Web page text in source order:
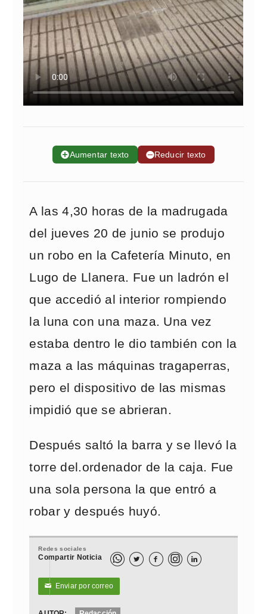
➕Aumentar texto ➖Reducir texto
A las 4,30 horas de la madrugada
del jueves 20 de junio se produjo
un robo en la Cafetería Minuto, en
Lugo de Llanera. Fue un ladrón el
que accedió al interior rompiendo
la luna con una maza. Una vez
estaba dentro le dio también con la
maza a las máquinas tragaperras,
pero el dispositivo de las mismas
impidió que se abrieran.
Después saltó la barra y se llevó la
torre del.ordenador de la caja. Fue
una sola persona la que entró a
robar y después huyó.
Redes sociales
Compartir Noticia   
✉ Enviar por correo